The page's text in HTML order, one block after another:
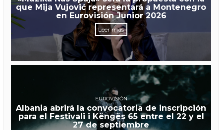
que Mija Vujović representará a Montenegro
en Eurovisión Junior 2026
Leer más
EUROVISIÓN
Albania abrirá la convocatoria de inscripción
para el Festivali i Këngës 65 entre el 22 y el
27 de septiembre